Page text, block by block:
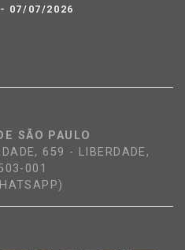
07/07/2026
SÃO PAULO
659 - LIBERDADE,
001